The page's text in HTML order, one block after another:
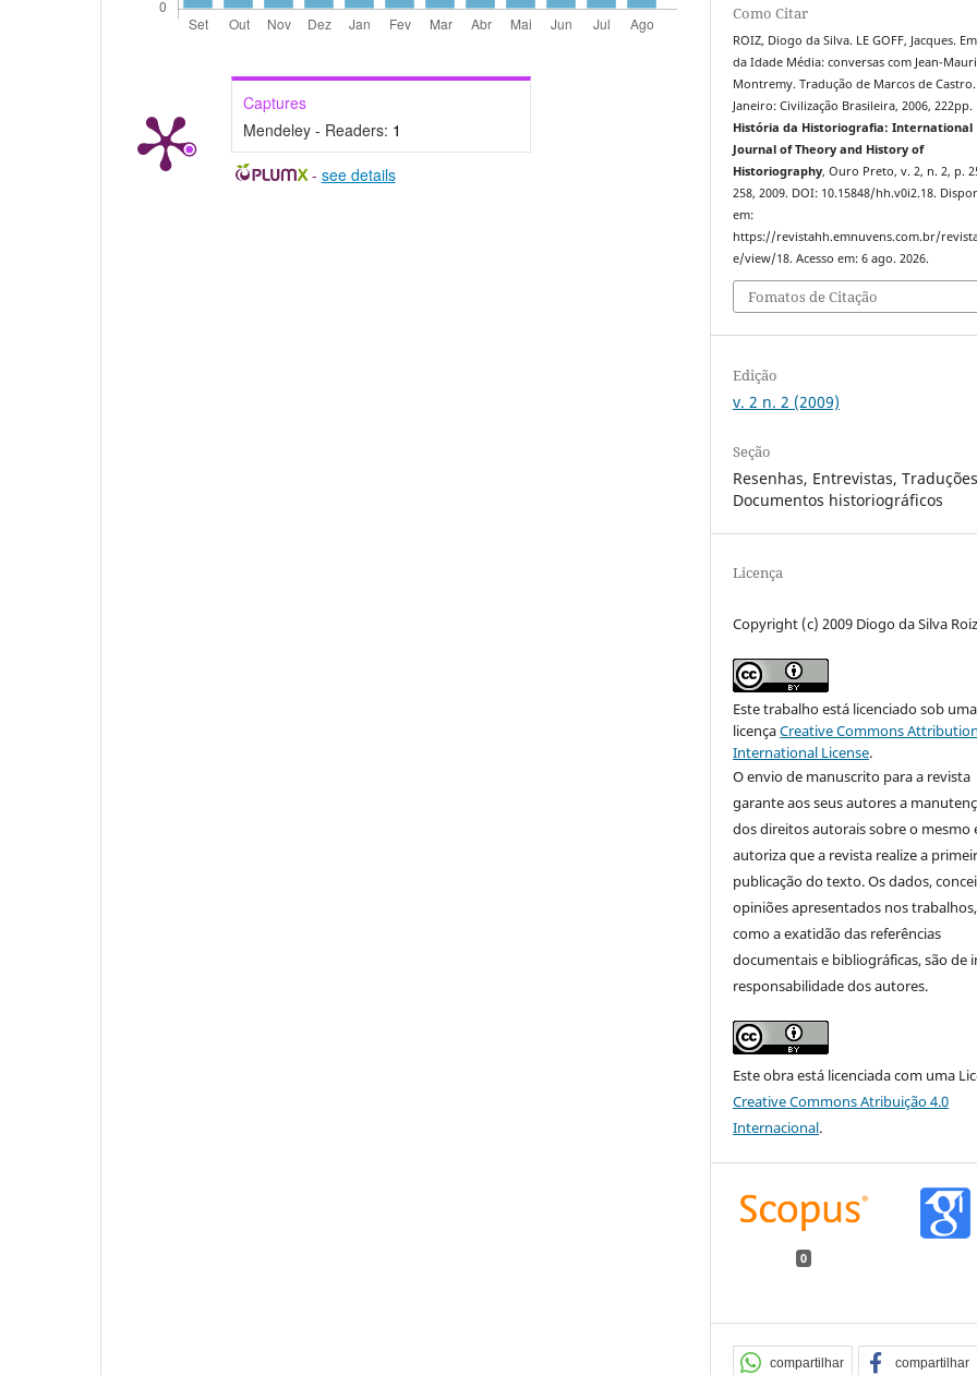
Captures
Mendeley - Readers: 1
- see details
Como Citar
ROIZ, Diogo da Silva. LE GOFF, Jacques.
da Idade Média: conversas com Jean-
Montremy. Tradução de Marcos de
Janeiro: Civilização Brasileira, 2006, 222pp.
História da Historiografia: International
Journal of Theory and History of
Historiography, Ouro Preto, v. 2, n. 2, p.
258, 2009. DOI: 10.15848/hh.v0i2.18.
em:
https://revistahh.emnuvens.com.br/
e/view/18. Acesso em: 6 ago. 2026.
Fomatos de Citação
Edição
v. 2 n. 2 (2009)
Seção
Resenhas, Entrevistas,
Documentos historiográficos
Licença
Copyright (c) 2009 Diogo da Silva
Este trabalho está licenciado sob uma
licençaCreative Commons
International License.
O envio de manuscrito para a revista
garante aos seus autores a
dos direitos autorais sobre o mesmo
autoriza que a revista realize a
publicação do texto. Os dados,
opiniões apresentados nos
como a exatidão das referências
documentais e bibliográficas, são de
responsabilidade dos autores.
Este obra está licenciada com uma
Creative Commons Atribuição 4.0
Internacional.
0
compartilhar compartilhar